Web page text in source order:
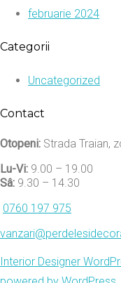
februarie 2024
Categorii
Uncategorized
Contact
Otopeni: Strada Traian,
Lu-Vi: 9.00 – 19.00
Sâ: 9.30 – 14.30
0760 197 975
Interior Designer